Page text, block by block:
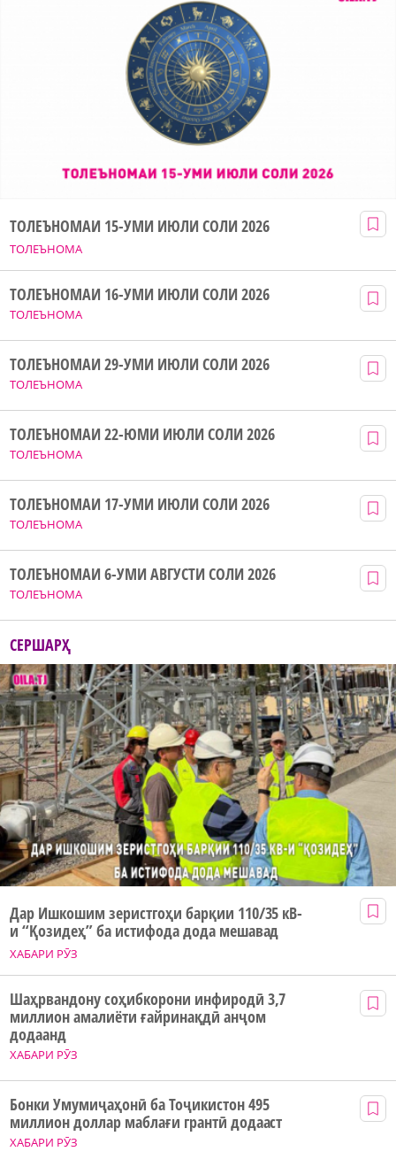
ТОЛЕЪНОМА
ТОЛЕЪНОМАИ 15-УМИ ИЮЛИ СОЛИ 2026
ТОЛЕЪНОМА
ТОЛЕЪНОМАИ 16-УМИ ИЮЛИ СОЛИ 2026
ТОЛЕЪНОМА
ТОЛЕЪНОМАИ 29-УМИ ИЮЛИ СОЛИ 2026
ТОЛЕЪНОМА
ТОЛЕЪНОМАИ 22-ЮМИ ИЮЛИ СОЛИ 2026
ТОЛЕЪНОМА
ТОЛЕЪНОМАИ 17-УМИ ИЮЛИ СОЛИ 2026
ТОЛЕЪНОМА
ТОЛЕЪНОМАИ 6-УМИ АВГУСТИ СОЛИ 2026
СЕРШАРҲ
ХАБАРИ РӮЗ
Дар Ишкошим зеристгоҳи барқии 110/35 кВ-
и “Қозидеҳ” ба истифода дода мешавад
ХАБАРИ РӮЗ
Шаҳрвандону соҳибкорони инфиродӣ 3,7
миллион амалиёти ғайринақдӣ анҷом
додаанд
ХАБАРИ РӮЗ
Бонки Умумиҷаҳонӣ ба Тоҷикистон 495
миллион доллар маблағи грантӣ додааст